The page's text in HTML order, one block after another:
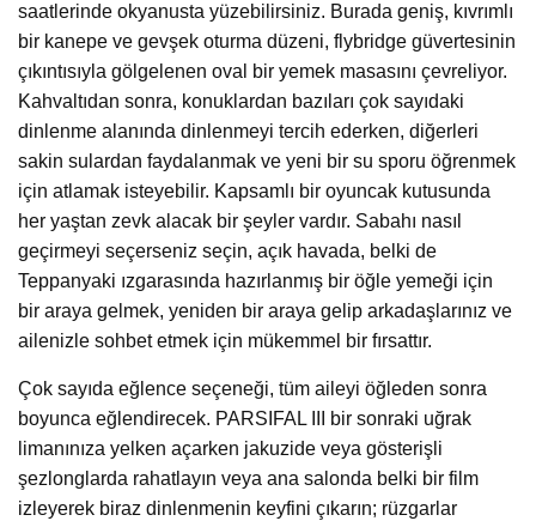
saatlerinde okyanusta yüzebilirsiniz. Burada geniş, kıvrımlı
bir kanepe ve gevşek oturma düzeni, flybridge güvertesinin
çıkıntısıyla gölgelenen oval bir yemek masasını çevreliyor.
Kahvaltıdan sonra, konuklardan bazıları çok sayıdaki
dinlenme alanında dinlenmeyi tercih ederken, diğerleri
sakin sulardan faydalanmak ve yeni bir su sporu öğrenmek
için atlamak isteyebilir. Kapsamlı bir oyuncak kutusunda
her yaştan zevk alacak bir şeyler vardır. Sabahı nasıl
geçirmeyi seçerseniz seçin, açık havada, belki de
Teppanyaki ızgarasında hazırlanmış bir öğle yemeği için
bir araya gelmek, yeniden bir araya gelip arkadaşlarınız ve
ailenizle sohbet etmek için mükemmel bir fırsattır.
Çok sayıda eğlence seçeneği, tüm aileyi öğleden sonra
boyunca eğlendirecek. PARSIFAL III bir sonraki uğrak
limanınıza yelken açarken jakuzide veya gösterişli
şezlonglarda rahatlayın veya ana salonda belki bir film
izleyerek biraz dinlenmenin keyfini çıkarın; rüzgarlar